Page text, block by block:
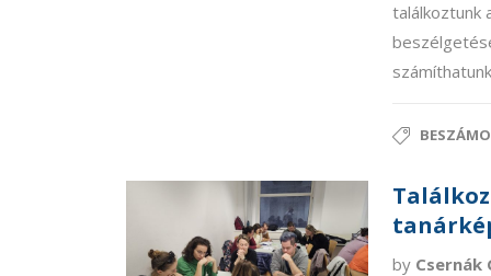
találkoztunk
by Csernák